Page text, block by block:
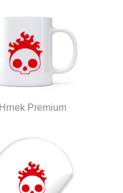
Hrnek Premium